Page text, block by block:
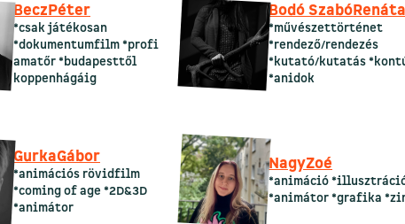
BeczPéter
*csak játékosan
*dokumentumfilm *profi
amatőr *budapesttől
koppenhágáig
Bodó SzabóRenáta
*művészettörténet
*rendező/rendezés
*kutató/kutatás
*anidok
GurkaGábor
*animációs rövidfilm
*coming of age *2D&3D
*animátor
NagyZoé
*animáció
*animátor *grafika